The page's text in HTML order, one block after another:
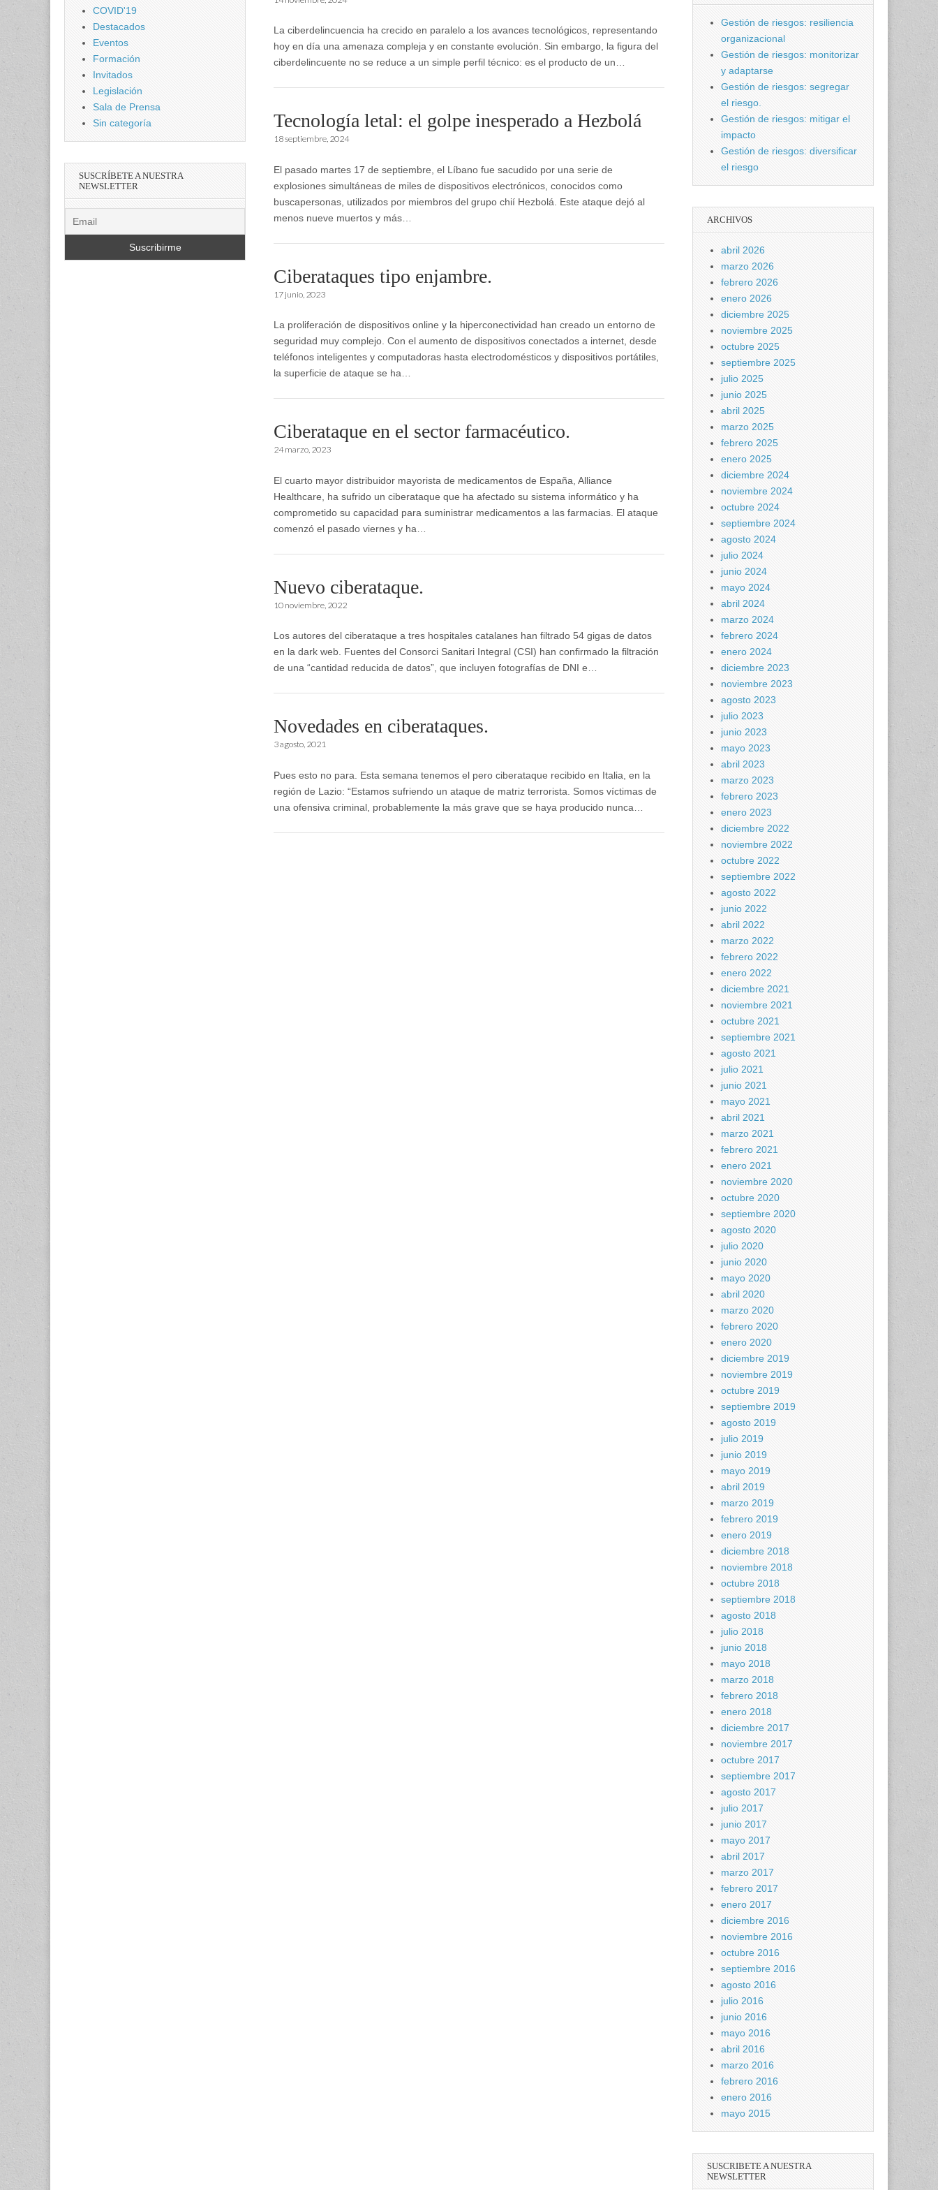
La ciberdelincuencia ha crecido en paralelo a los avances tecnológicos, representando
hoy en día una amenaza compleja y en constante evolución. Sin embargo, la figura del
ciberdelincuente no se reduce a un simple perfil técnico: es el producto de un…
Tecnología letal: el golpe inesperado a Hezbolá
18 septiembre, 2024
El pasado martes 17 de septiembre, el Líbano fue sacudido por una serie de
explosiones simultáneas de miles de dispositivos electrónicos, conocidos como
buscapersonas, utilizados por miembros del grupo chií Hezbolá. Este ataque dejó al
menos nueve muertos y más…
Ciberataques tipo enjambre.
17 junio, 2023
La proliferación de dispositivos online y la hiperconectividad han creado un entorno de
seguridad muy complejo. Con el aumento de dispositivos conectados a internet, desde
teléfonos inteligentes y computadoras hasta electrodomésticos y dispositivos portátiles,
la superficie de ataque se ha…
Ciberataque en el sector farmacéutico.
24 marzo, 2023
El cuarto mayor distribuidor mayorista de medicamentos de España, Alliance
Healthcare, ha sufrido un ciberataque que ha afectado su sistema informático y ha
comprometido su capacidad para suministrar medicamentos a las farmacias. El ataque
comenzó el pasado viernes y ha…
Nuevo ciberataque.
10 noviembre, 2022
Los autores del ciberataque a tres hospitales catalanes han filtrado 54 gigas de datos
en la dark web. Fuentes del Consorci Sanitari Integral (CSI) han confirmado la filtración
de una “cantidad reducida de datos”, que incluyen fotografías de DNI e…
Novedades en ciberataques.
3 agosto, 2021
Pues esto no para. Esta semana tenemos el pero ciberataque recibido en Italia, en la
región de Lazio: “Estamos sufriendo un ataque de matriz terrorista. Somos víctimas de
una ofensiva criminal, probablemente la más grave que se haya producido nunca…
COVID'19
Destacados
Eventos
Formación
Invitados
Legislación
Sala de Prensa
Sin categoría
SUSCRÍBETE A NUESTRA
NEWSLETTER
Gestión de riesgos: resiliencia
organizacional
Gestión de riesgos: monitorizar
y adaptarse
Gestión de riesgos: segregar
el riesgo.
Gestión de riesgos: mitigar el
impacto
Gestión de riesgos: diversificar
el riesgo
ARCHIVOS
abril 2026
marzo 2026
febrero 2026
enero 2026
diciembre 2025
noviembre 2025
octubre 2025
septiembre 2025
julio 2025
junio 2025
abril 2025
marzo 2025
febrero 2025
enero 2025
diciembre 2024
noviembre 2024
octubre 2024
septiembre 2024
agosto 2024
julio 2024
junio 2024
mayo 2024
abril 2024
marzo 2024
febrero 2024
enero 2024
diciembre 2023
noviembre 2023
agosto 2023
julio 2023
junio 2023
mayo 2023
abril 2023
marzo 2023
febrero 2023
enero 2023
diciembre 2022
noviembre 2022
octubre 2022
septiembre 2022
agosto 2022
junio 2022
abril 2022
marzo 2022
febrero 2022
enero 2022
diciembre 2021
noviembre 2021
octubre 2021
septiembre 2021
agosto 2021
julio 2021
junio 2021
mayo 2021
abril 2021
marzo 2021
febrero 2021
enero 2021
noviembre 2020
octubre 2020
septiembre 2020
agosto 2020
julio 2020
junio 2020
mayo 2020
abril 2020
marzo 2020
febrero 2020
enero 2020
diciembre 2019
noviembre 2019
octubre 2019
septiembre 2019
agosto 2019
julio 2019
junio 2019
mayo 2019
abril 2019
marzo 2019
febrero 2019
enero 2019
diciembre 2018
noviembre 2018
octubre 2018
septiembre 2018
agosto 2018
julio 2018
junio 2018
mayo 2018
marzo 2018
febrero 2018
enero 2018
diciembre 2017
noviembre 2017
octubre 2017
septiembre 2017
agosto 2017
julio 2017
junio 2017
mayo 2017
abril 2017
marzo 2017
febrero 2017
enero 2017
diciembre 2016
noviembre 2016
octubre 2016
septiembre 2016
agosto 2016
julio 2016
junio 2016
mayo 2016
abril 2016
marzo 2016
febrero 2016
enero 2016
mayo 2015
SUSCRIBETE A NUESTRA
NEWSLETTER